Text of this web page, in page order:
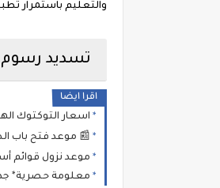
والتعليم باستمرار
تسديد رسوم
اقرا ايضا
اسعار التوكتوك الهندي النهاردة عايز توكتك 2026 بجاج ومعايا
📰 موعد فتح باب الطعون في نتيجة
موعد نزول قوائم أسماء الدفعة 66 لاستلام أسطوانات الغاز في ليبيا 2026📢
معلومة حصرية* جدول استرداد